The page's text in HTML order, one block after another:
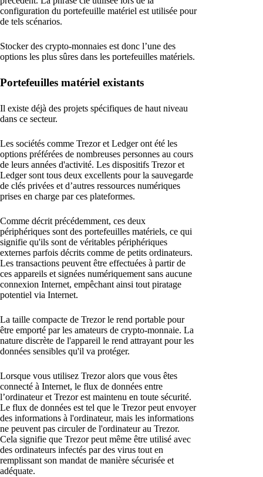
configuration du portefeuille matériel est utilisée pour
de tels scénarios.
Stocker des crypto-monnaies est donc l’une des
options les plus sûres dans les portefeuilles matériels.
Portefeuilles matériel existants
Il existe déjà des projets spécifiques de haut niveau
dans ce secteur.
Les sociétés comme Trezor et Ledger ont été les
options préférées de nombreuses personnes au cours
de leurs années d'activité. Les dispositifs Trezor et
Ledger sont tous deux excellents pour la sauvegarde
de clés privées et d’autres ressources numériques
prises en charge par ces plateformes.
Comme décrit précédemment, ces deux
périphériques sont des portefeuilles matériels, ce qui
signifie qu'ils sont de véritables périphériques
externes parfois décrits comme de petits ordinateurs.
Les transactions peuvent être effectuées à partir de
ces appareils et signées numériquement sans aucune
connexion Internet, empêchant ainsi tout piratage
potentiel via Internet.
La taille compacte de Trezor le rend portable pour
être emporté par les amateurs de crypto-monnaie. La
nature discrète de l'appareil le rend attrayant pour les
données sensibles qu'il va protéger.
Lorsque vous utilisez Trezor alors que vous êtes
connecté à Internet, le flux de données entre
l’ordinateur et Trezor est maintenu en toute sécurité.
Le flux de données est tel que le Trezor peut envoyer
des informations à l'ordinateur, mais les informations
ne peuvent pas circuler de l'ordinateur au Trezor.
Cela signifie que Trezor peut même être utilisé avec
des ordinateurs infectés par des virus tout en
remplissant son mandat de manière sécurisée et
adéquate.